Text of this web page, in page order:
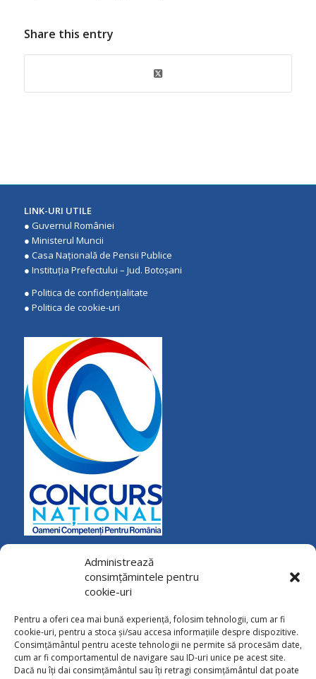
Administrează
consimțămintele pentru
cookie-uri
Pentru a oferi cea mai bună experiență, folosim tehnologii, cum ar fi
cookie-uri, pentru a stoca și/sau accesa informațiile despre dispozitive.
Consimțământul pentru aceste tehnologii ne permite să procesăm date,
cum ar fi comportamentul de navigare sau ID-uri unice pe acest site.
Dacă nu îți dai consimțământul sau îți retragi consimțământul dat poate
Share this entry
LINK-URI UTILE
● Guvernul României
● Ministerul Muncii
● Casa Națională de Pensii Publice
● Instituţia Prefectului – Jud. Botoşani
● Politica de confidenţialitate
● Politica de cookie-uri